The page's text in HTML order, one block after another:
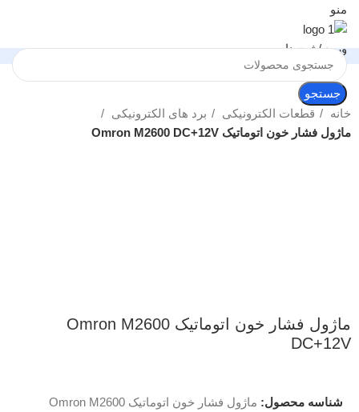
منو
ورود / ثبت نام
جستجو
خانه
قطعات الکترونیکی
برد های الکترونیکی
ماژول فشار خون اتوماتیک Omron M2600 DC+12V
ماژول فشار خون اتوماتیک Omron M2600
DC+12V
شناسه محصول:
ماژول فشار خون اتوماتیک Omron M2600